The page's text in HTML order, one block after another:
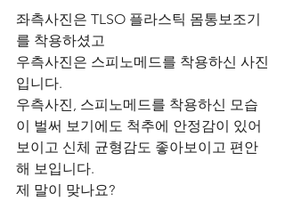
좌측사진은 TLSO 플라스틱 몸통보조기
를 착용하셨고
우측사진은 스피노메드를 착용하신 사진
입니다.
우측사진, 스피노메드를 착용하신 모습
이 벌써 보기에도 척추에 안정감이 있어
보이고 신체 균형감도 좋아보이고 편안
해 보입니다.
제 말이 맞나요?